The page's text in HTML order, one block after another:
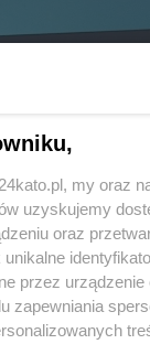
już 300
lokalnych
my oraz
uzyskujemy
oraz
przez
zapewniania